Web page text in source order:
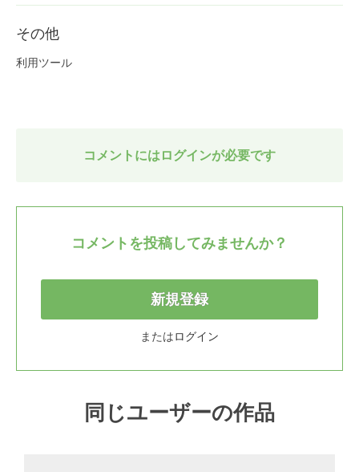
その他
利用ツール
コメントにはログインが必要です
コメントを投稿してみませんか？
新規登録
またはログイン
同じユーザーの作品